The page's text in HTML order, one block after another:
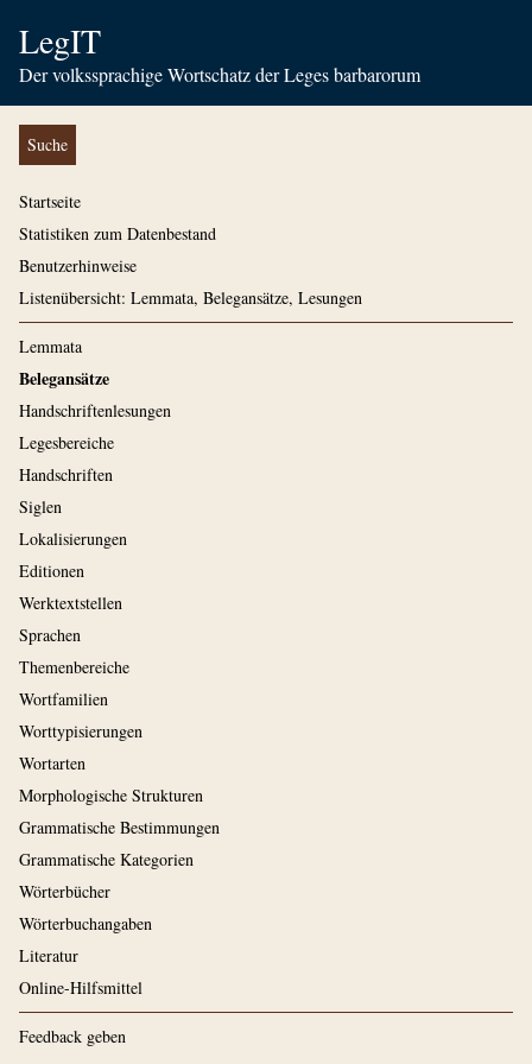
LegIT
Der volkssprachige Wortschatz der Leges barbarorum
Suche
Startseite
Statistiken zum Datenbestand
Benutzerhinweise
Listenübersicht: Lemmata, Belegansätze, Lesungen
Lemmata
Belegansätze
Handschriftenlesungen
Legesbereiche
Handschriften
Siglen
Lokalisierungen
Editionen
Werktextstellen
Sprachen
Themenbereiche
Wortfamilien
Worttypisierungen
Wortarten
Morphologische Strukturen
Grammatische Bestimmungen
Grammatische Kategorien
Wörterbücher
Wörterbuchangaben
Literatur
Online-Hilfsmittel
Feedback geben